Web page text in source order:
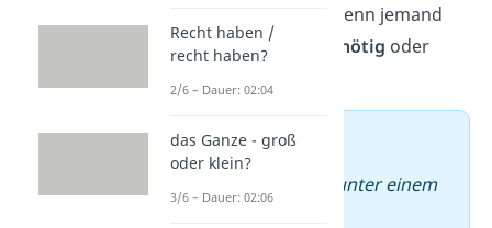
dann verwendet, wenn jemand
etwas sagt, das
unnötig oder
➡️ Beispiel
unter einem
Recht haben /
recht haben?
2/6 – Dauer: 02:04
das Ganze - groß
oder klein?
3/6 – Dauer: 02:06